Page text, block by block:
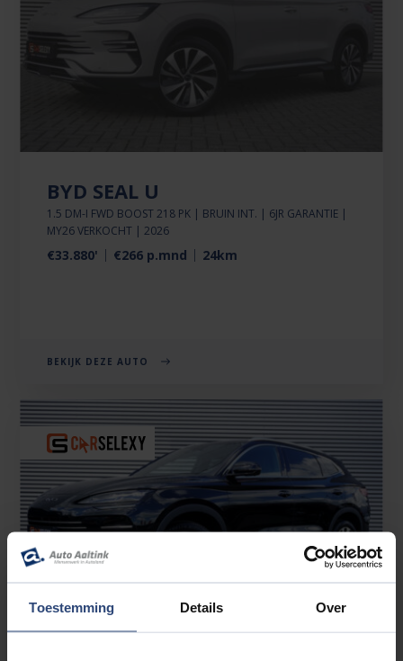
Toestemming Details Over
BYD SEAL U
1.5 DM-I FWD BOOST 218 PK | BRUIN INT. | 6JR GARANTIE |
MY26 VERKOCHT | 2026
€33.880' €266 p.mnd 24km
BEKIJK DEZE AUTO